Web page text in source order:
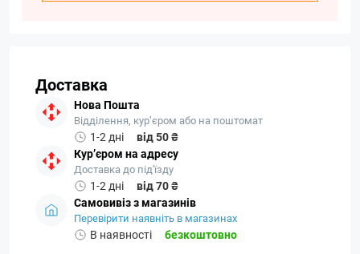
Доставка
Нова Пошта
Відділення, кур’єром або на поштомат
1-2 дні
від 50 ₴
Кур’єром на адресу
Доставка до під'їзду
1-2 дні
від 70 ₴
Самовивіз з магазинів
Перевірити наявніть в магазинах
В наявності безкоштовно